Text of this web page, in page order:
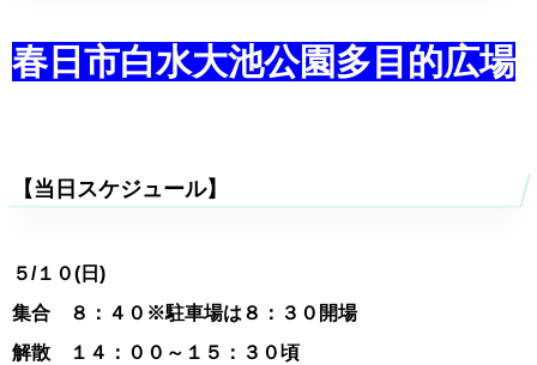
春日市白水大池公園多目的広場
【当日スケジュール】
５/１０(日)
集合 ８：４０※駐車場は８：３０開場
解散 １４：００～１５：３０頃